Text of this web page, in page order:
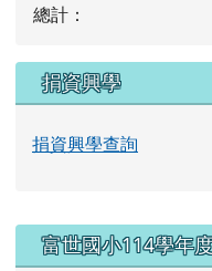
總計：
捐資興學
捐資興學查詢
右邊區域內容
富世國小114學年